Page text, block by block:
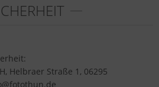
Helbraer Straße 1, 06295